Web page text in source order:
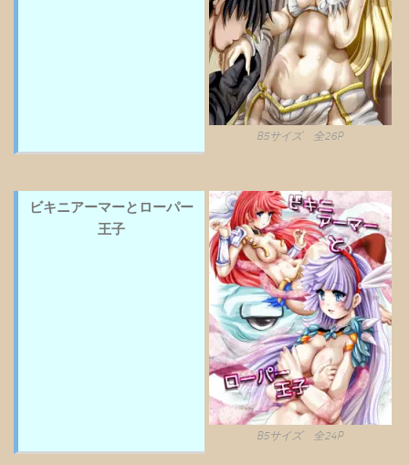
B5サイズ 全26P
ビキニアーマーとローパー
王子
B5サイズ 全24P